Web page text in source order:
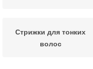
Стрижки для тонких
волос